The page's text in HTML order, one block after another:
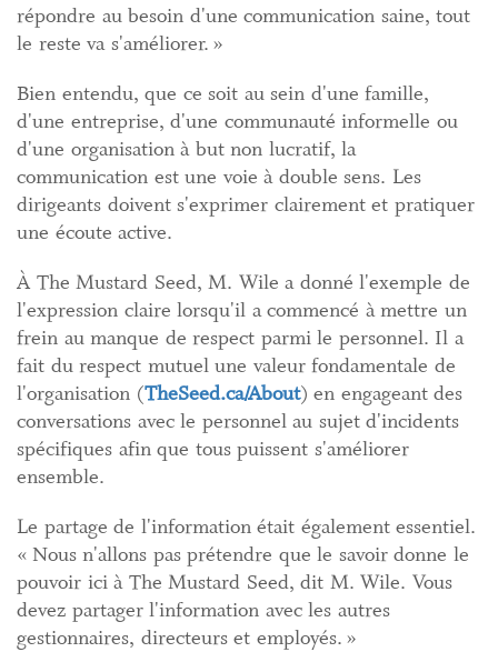
répondre au besoin d'une communication saine, tout
le reste va s'améliorer. »
Bien entendu, que ce soit au sein d'une famille,
d'une entreprise, d'une communauté informelle ou
d'une organisation à but non lucratif, la
communication est une voie à double sens. Les
dirigeants doivent s'exprimer clairement et pratiquer
une écoute active.
À The Mustard Seed, M. Wile a donné l'exemple de
l'expression claire lorsqu'il a commencé à mettre un
frein au manque de respect parmi le personnel. Il a
fait du respect mutuel une valeur fondamentale de
l'organisation (TheSeed.ca/About) en engageant des
conversations avec le personnel au sujet d'incidents
spécifiques afin que tous puissent s'améliorer
ensemble.
Le partage de l'information était également essentiel.
« Nous n'allons pas prétendre que le savoir donne le
pouvoir ici à The Mustard Seed, dit M. Wile. Vous
devez partager l'information avec les autres
gestionnaires, directeurs et employés. »